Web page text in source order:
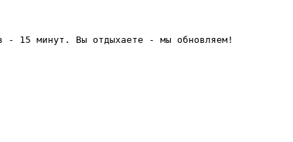
- 15 минут. Вы отдыхаете - мы обновляем!